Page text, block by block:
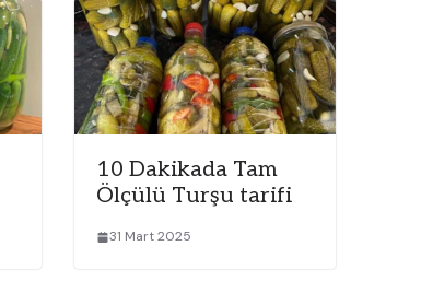
10 Dakikada Tam
Ölçülü Turşu tarifi
31 Mart 2025